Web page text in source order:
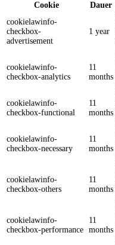
Cookie
Dauer
cookielawinfo-
checkbox-
advertisement
1 year
cookielawinfo-
checkbox-analytics
11
months
cookielawinfo-
checkbox-functional
11
months
cookielawinfo-
checkbox-necessary
11
months
cookielawinfo-
checkbox-others
11
months
cookielawinfo-
checkbox-performance
11
months